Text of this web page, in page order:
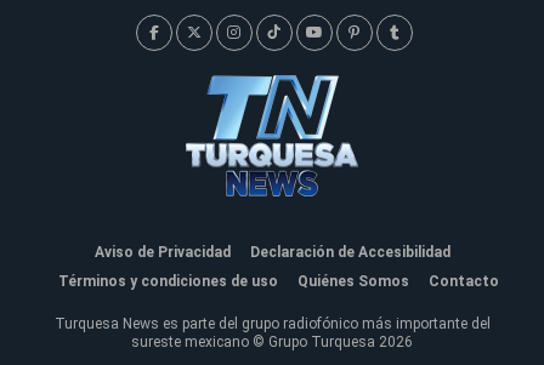
Aviso de Privacidad
Declaración de Accesibilidad
Términos y condiciones de uso
Quiénes Somos Contacto
Turquesa News es parte del grupo radiofónico más importante del
sureste mexicano © Grupo Turquesa 2026